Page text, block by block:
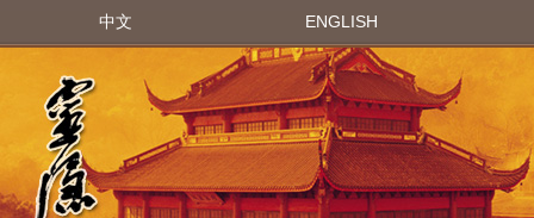
中文 ENGLISH